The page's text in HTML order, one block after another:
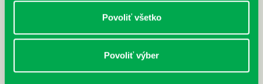
Povoliť všetko
Povoliť výber
ostatní
zverolekárka: Jasličky na farme